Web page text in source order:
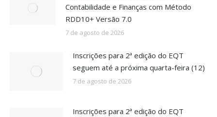
Contabilidade e Finanças com Método
RDD10+ Versão 7.0
7 de agosto de 2026
Inscrições para 2ª edição do EQT
seguem até a próxima quarta-feira (12)
7 de agosto de 2026
Inscrições para 2ª edição do EQT